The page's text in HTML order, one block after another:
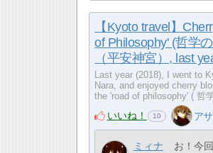
【Kyoto travel】
of Philosophy' (哲学
（平安神宮）, last
Last year (2018), I went to
Nara, and enjoyed cherry
the 'road of philosophy' ( 哲
いいね！ 10 ア
ミィナ
お！今